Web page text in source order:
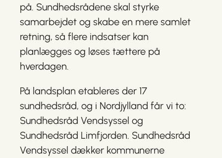
på. Sundhedsrådene skal styrke
samarbejdet og skabe en mere samlet
retning, så flere indsatser kan
planlægges og løses tættere på
hverdagen.
På landsplan etableres der 17
sundhedsråd, og i Nordjylland får vi to:
Sundhedsråd Vendsyssel og
Sundhedsråd Limfjorden. Sundhedsråd
Vendsyssel dækker kommunerne